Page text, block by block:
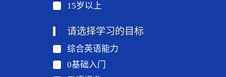
15岁以上
请选择学习的目标
综合英语能力
0基础入门